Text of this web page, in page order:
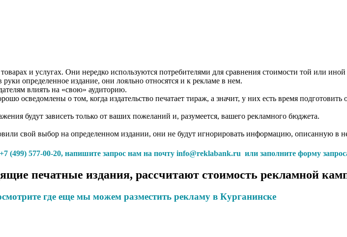
и услугах. Они нередко используются потребителями для сравнения стоимости той или
определенное издание, они лояльно относятся и к рекламе в нем.
влиять на «свою» аудиторию.
осведомлены о том, когда издательство печатает тираж, а значит, у них есть время подготовить
будут зависеть только от ваших пожеланий и, разумеется, вашего рекламного бюджета.
свой выбор на определенном издании, они не будут игнорировать информацию, описанную в
(499) 577-00-20, напишите запрос нам на почту info@reklabank.ru или заполните форму
печатные издания, рассчитают стоимость рекламной
где еще мы можем разместить рекламу в Курганинске